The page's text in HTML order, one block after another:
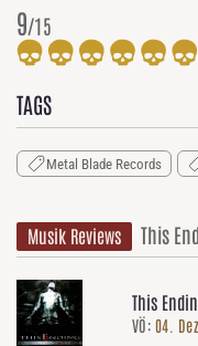
9/15
TAGS
Metal Blade Records
Musik Reviews This
This
VÖ: 04.